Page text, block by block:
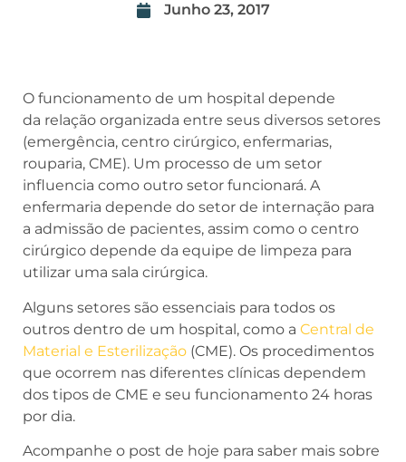
Junho 23, 2017
O funcionamento de um hospital depende
da relação organizada entre seus diversos setores
(emergência, centro cirúrgico, enfermarias,
rouparia, CME). Um processo de um setor
influencia como outro setor funcionará. A
enfermaria depende do setor de internação para
a admissão de pacientes, assim como o centro
cirúrgico depende da equipe de limpeza para
utilizar uma sala cirúrgica.
Alguns setores são essenciais para todos os
outros dentro de um hospital, como a Central de
Material e Esterilização (CME). Os procedimentos
que ocorrem nas diferentes clínicas dependem
dos tipos de CME e seu funcionamento 24 horas
por dia.
Acompanhe o post de hoje para saber mais sobre